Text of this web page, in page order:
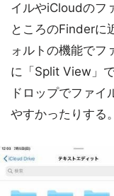
イルやiCloudのフ
ところのFinderに
ォルトの機能でフ
に「Split View」
ドロップでファイ
やすかったりする。